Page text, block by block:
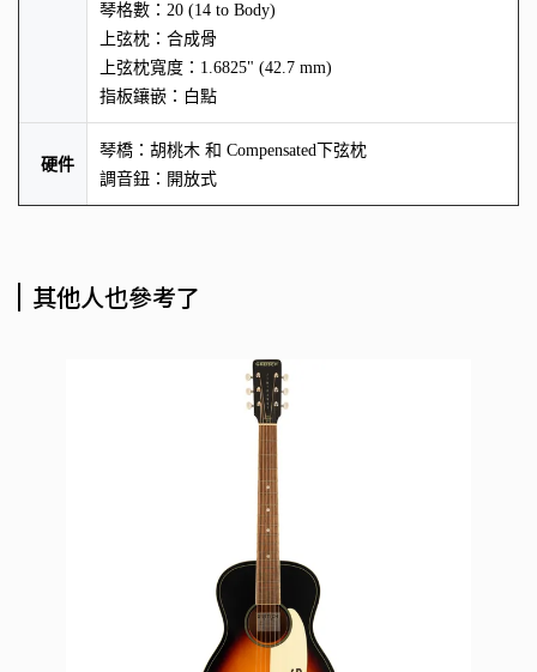
琴格數：20 (14 to Body)
上弦枕：合成骨
上弦枕寬度：1.6825" (42.7 mm)
指板鑲嵌：白點
硬件
琴橋：胡桃木 和 Compensated下弦枕
調音鈕：開放式
其他人也參考了